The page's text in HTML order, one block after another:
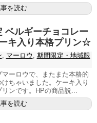
を読む
ベルギーチョコレー
キ入り本格プリン☆
, マーロウ , 期間限定・地域限
ーロウで、またまた本格的
ちゃいました。ケーキ入り
ンです。HPの商品説...
を読む